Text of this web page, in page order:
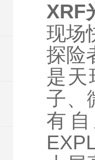
XRF
现场
探险
是天
子、
有